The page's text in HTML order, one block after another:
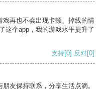
再也不会出现卡顿、掉线的情
这个app，我的游戏水平提升了
支持[0] 反对[0]
友保持联系，分享生活点滴。